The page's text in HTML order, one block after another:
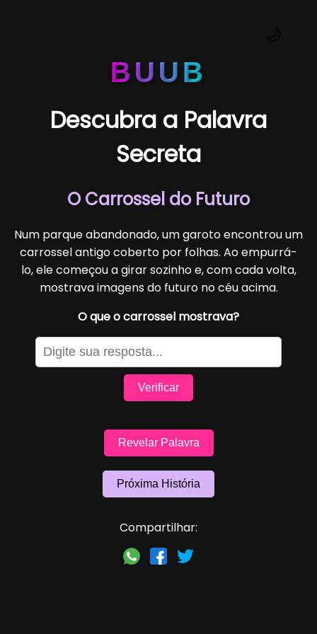
BUUB
Descubra a Palavra
Secreta
O Carrossel do Futuro
Num parque abandonado, um garoto encontrou um
carrossel antigo coberto por folhas. Ao empurrá-
lo, ele começou a girar sozinho e, com cada volta,
mostrava imagens do futuro no céu acima.
O que o carrossel mostrava?
Verificar
Revelar Palavra
Próxima História
Compartilhar: